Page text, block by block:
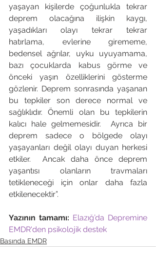
yaşayan kişilerde çoğunlukla tekrar
deprem olacağına ilişkin kaygı,
yaşadıkları olayı tekrar tekrar
hatırlama, evlerine girememe,
bedensel ağrılar, uyku uyuyamama,
bazı çocuklarda kabus görme ve
önceki yaşın özelliklerini gösterme
gözlenir. Deprem sonrasında yaşanan
bu tepkiler son derece normal ve
sağlıklıdır. Önemli olan bu tepkilerin
kalıcı hale gelmemesidir.  Ayrıca bir
deprem sadece o bölgede olayı
yaşayanları değil olayı duyan herkesi
etkiler.  Ancak daha önce deprem
yaşantısı olanların travmaları
tetikleneceği için onlar daha fazla
etkilenecektir”.
Yazının tamamı: Elazığ’da Depremine
EMDR'den psikolojik destek
Basında EMDR